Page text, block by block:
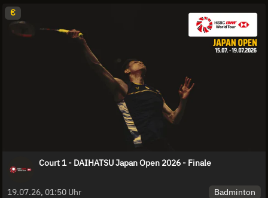
€
Court 1 - DAIHATSU Japan Open 2026 - Finale
19.07.26, 01:50 Uhr Badminton